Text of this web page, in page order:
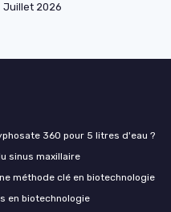
Juillet 2026
360 pour 5 litres d'eau ?
sinus maxillaire
méthode clé en biotechnologie
en biotechnologie